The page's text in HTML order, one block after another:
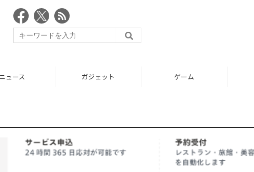
ニュース ガジェット ゲーム